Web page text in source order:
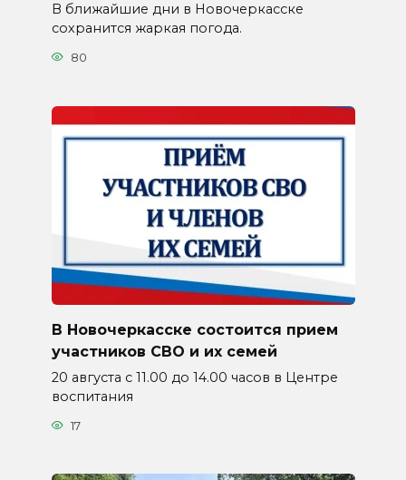
В ближайшие дни в Новочеркасске
сохранится жаркая погода.
80
В Новочеркасске состоится прием
участников СВО и их семей
20 августа с 11.00 до 14.00 часов в Центре
воспитания
17